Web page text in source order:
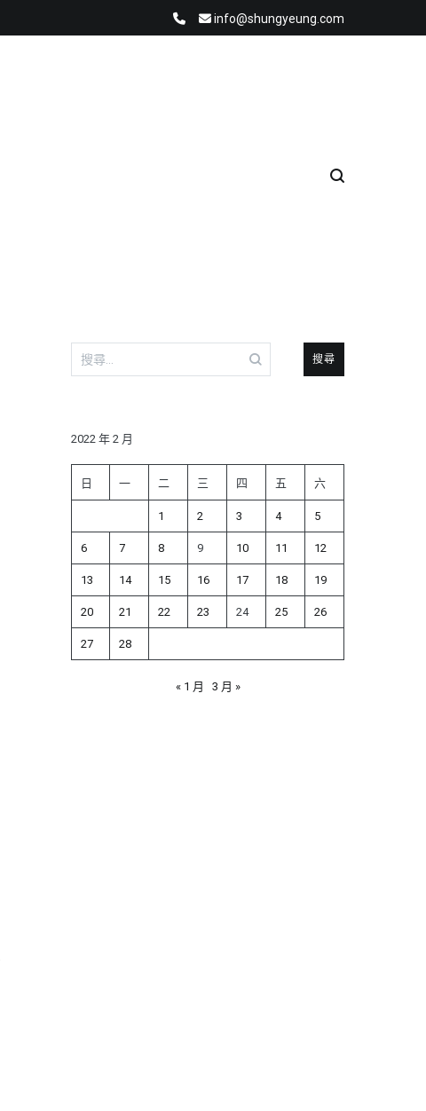
info@shungyeung.com
搜
尋
字:
2022 年 2 月
日 一 二 三 四 五 六
1 2 3 4 5
6 7 8 9 10 11 12
13 14 15 16 17 18 19
20 21 22 23 24 25 26
27 28
« 1 月 3 月 »